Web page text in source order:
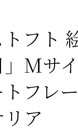
フト
Mサ
フレ
ア